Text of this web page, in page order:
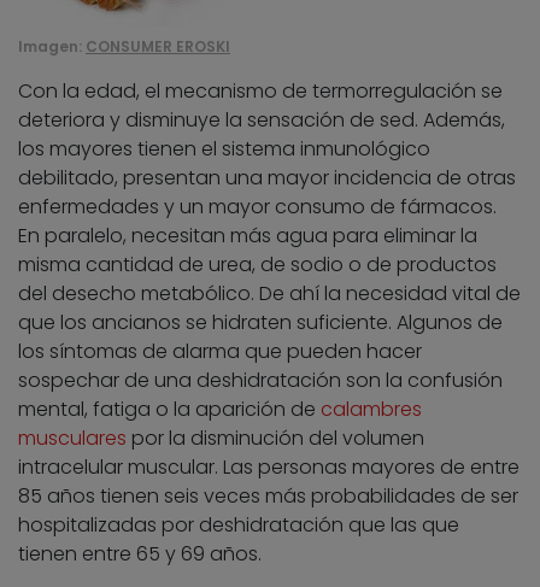
Imagen: CONSUMER EROSKI
Con la edad, el mecanismo de termorregulación se
deteriora y disminuye la sensación de sed. Además,
los mayores tienen el sistema inmunológico
debilitado, presentan una mayor incidencia de otras
enfermedades y un mayor consumo de fármacos.
En paralelo, necesitan más agua para eliminar la
misma cantidad de urea, de sodio o de productos
del desecho metabólico. De ahí la necesidad vital de
que los ancianos se hidraten suficiente. Algunos de
los síntomas de alarma que pueden hacer
sospechar de una deshidratación son la confusión
mental, fatiga o la aparición de calambres
musculares por la disminución del volumen
intracelular muscular. Las personas mayores de entre
85 años tienen seis veces más probabilidades de ser
hospitalizadas por deshidratación que las que
tienen entre 65 y 69 años.